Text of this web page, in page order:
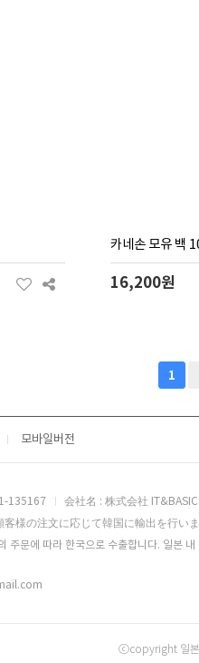
카네손 모유 백
16,200원
1
모바일버전
135167 会社名 : 株式会社
様の注文に応じて韓国に輸出を行い
주문에 따라 한국으로 수출합니다. 일본
ⓒcopyright 일본